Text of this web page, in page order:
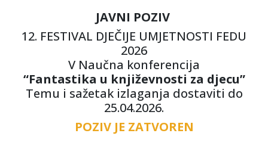
JAVNI POZIV
12. FESTIVAL DJEČIJE UMJETNOSTI FEDU
2026
V Naučna konferencija
“Fantastika u književnosti za djecu”
Temu i sažetak izlaganja dostaviti do
25.04.2026.
POZIV JE ZATVOREN